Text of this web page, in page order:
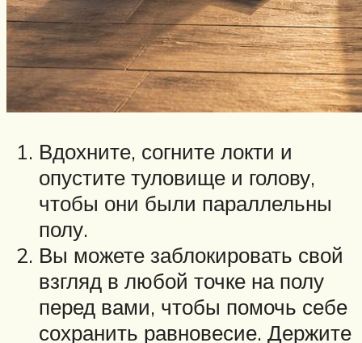
Вдохните, согните локти и
опустите туловище и голову,
чтобы они были параллельны
полу.
Вы можете заблокировать свой
взгляд в любой точке на полу
перед вами, чтобы помочь себе
сохранить равновесие. Держите